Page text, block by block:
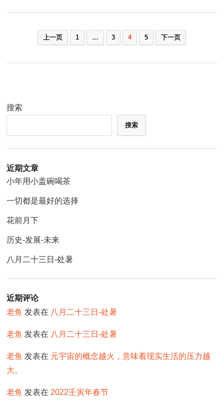
分
上一页 1 … 3 4 5 下一页
搜索
搜索
近期文章
小年用小盖碗喝茶
一切都是最好的选择
花前月下
历史-发展-未来
八月二十三日-处暑
近期评论
老鱼 发表在 八月二十三日-处暑
老鱼 发表在 八月二十三日-处暑
老鱼 发表在 元宇宙的概念越火，意味着现实生活的压力越
大。
老鱼 发表在 2022壬寅年春节